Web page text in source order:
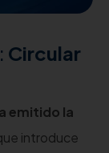
Circular
emitido la
introduce